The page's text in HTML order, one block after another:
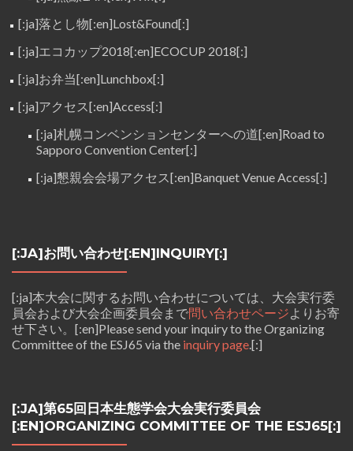
[:ja]落とし物[:en]Lost&Found[:]
[:ja]エコカップ2018[:en]ECOCUP 2018[:]
[:ja]お弁当[:en]Lunchbox[:]
[:ja]アクセス[:en]Access[:]
[:ja]札幌コンベンションセンターへの道[:en]Road to
Sapporo Convention Center[:]
[:ja]懇親会会場アクセス[:en]Banquet Venue Access[:]
[:JA]お問い合わせ[:EN]INQUIRY[:]
[:ja]本大会に関するお問い合わせについては、大会実行委
員会および大会企画委員会まで問い合わせページよりお寄
せ下さい。[:en]Please send your inquiry to the Organizing
Committee of the ESJ65 via the inquiry page.[:]
[:JA]第65回日本生態学会大会実行委員会
[:EN]ORGANIZING COMMITTEE OF THE ESJ65[:]